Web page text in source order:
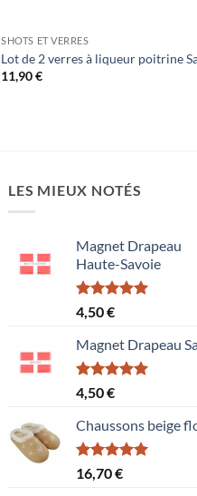
SHOTS ET VERRES
Lot de 2 verres à liqueur poitrine
11,90€
LES MIEUX NOTÉS
Magnet Drapeau
Haute-Savoie
Note5.00
sur 5
4,50€
Magnet Drapeau
Note5.00
sur 5
4,50€
Chaussons beige
Note5.00
sur 5
16,70€